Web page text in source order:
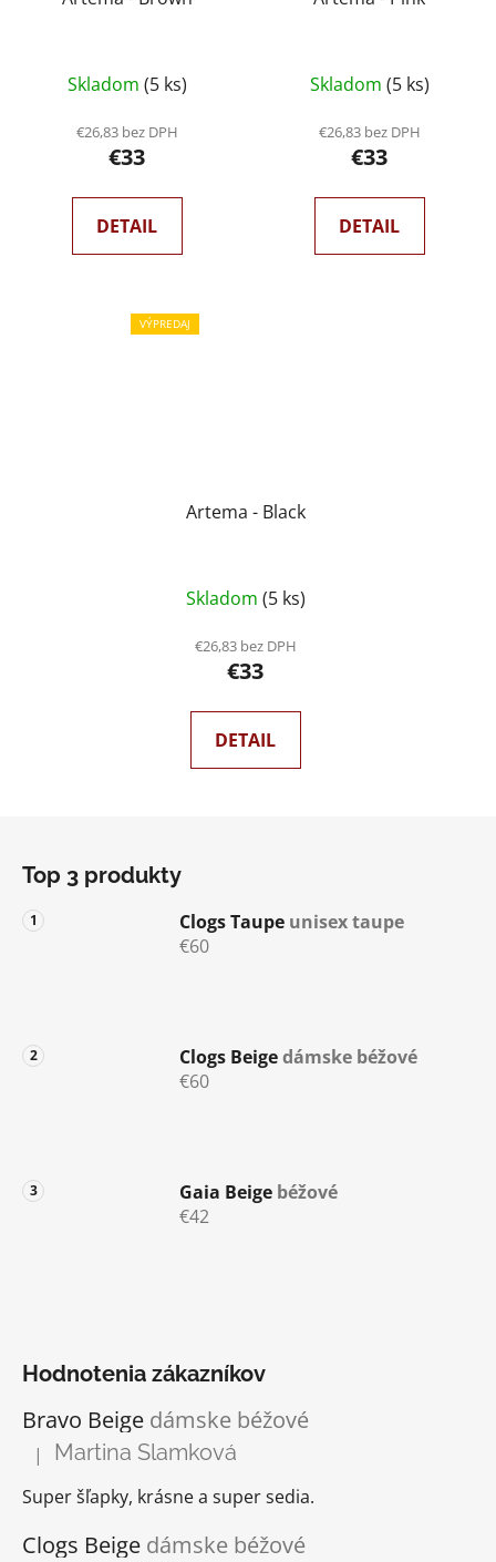
Skladom (5 ks)
€26,83 bez DPH
€33
DETAIL
hodnotenie
produktu
je
z
Skladom (5 ks)
€26,83 bez DPH
€33
DETAIL
VÝPREDAJ
Artema - Black
Skladom (5 ks)
€26,83 bez DPH
€33
DETAIL
Top 3 produkty
Clogs Taupe unisex taupe
€60
Clogs Beigedámske béžové
€60
Gaia Beige béžové
€42
Hodnotenia zákazníkov
Bravo Beige dámske béžové
Hodnotenie produktu je 5 z 5 hviezdičiek.
| Martina Slamková
Super šľapky, krásne a super sedia.
Clogs Beige dámske béžové